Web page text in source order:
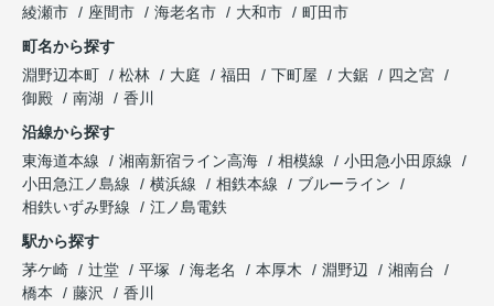
綾瀬市
座間市 海老名市 大和市
町田市
町名から探す
淵野辺本町
松林 大庭 福田 下町屋 大鋸
四之宮
御殿
南湖
香川
沿線から探す
東海道本線
湘南新宿ライン高海 相模線
小田急小田原線
小田急江ノ島線
横浜線 相鉄本線
ブルーライン
相鉄いずみ野線
江ノ島電鉄
駅から探す
茅ケ崎
辻堂 平塚 海老名 本厚木 淵野辺
湘南台
橋本
藤沢 香川